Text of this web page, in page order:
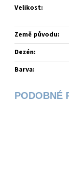
Velikost:
Země původu:
Dezén:
Barva: